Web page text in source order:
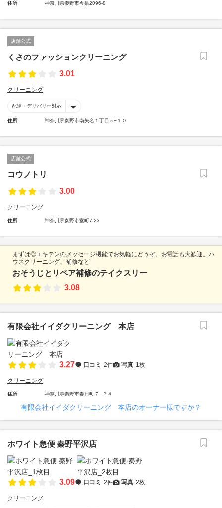
住所 神奈川県秦野市今泉2096-8
店舗公式
くさのファッションクリーニング
3.01
クリーニング
配達・デリバリー対応
住所 神奈川県秦野市南矢名１丁目５−１０
店舗公式
コウノトリ
3.00
クリーニング
住所 神奈川県秦野市室町7-23
まずは◎エキテンのメッセージ機能でお気軽にどうぞ。お電話も大歓迎。ハ
ウスクリーニング、補修など
おそうじとリペア補修のテイクスリー
3.08
有限会社イイダクリーニング 本店
3.27 口コミ 2件 写真 1枚
クリーニング
住所 神奈川県秦野市春日町７−２４
有限会社イイダクリーニング 本店のオーナー様ですか？
ホワイト急便 秦野平沢店
3.09 口コミ 2件 写真 2枚
クリーニング